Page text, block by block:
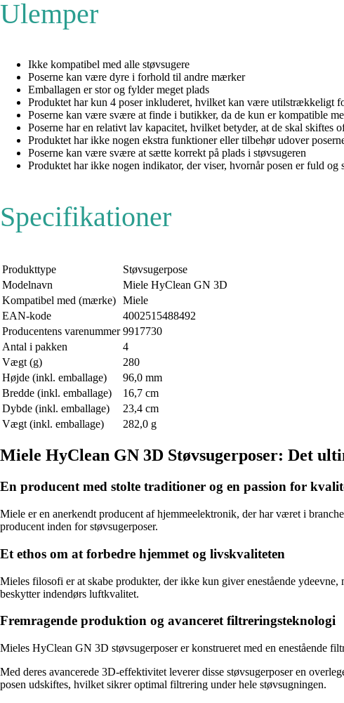
Ulemper
Ikke kompatibel med alle støvsugere
Poserne kan være dyre i forhold til andre mærker
Emballagen er stor og fylder meget plads
Produktet har kun 4 poser inkluderet, hvilket kan være utilstrækkeligt
Poserne kan være svære at finde i butikker, da de kun er kompatible
Poserne har en relativt lav kapacitet, hvilket betyder, at de skal skiftes
Produktet har ikke nogen ekstra funktioner eller tilbehør udover
Poserne kan være svære at sætte korrekt på plads i støvsugeren
Produktet har ikke nogen indikator, der viser, hvornår posen er fuld og
Specifikationer
Produkttype
Støvsugerpose
Modelnavn
Miele HyClean GN 3D
Kompatibel med (mærke) Miele
EAN-kode
4002515488492
Producentens varenummer 9917730
Antal i pakken
4
Vægt (g)
280
Højde (inkl. emballage)
96,0 mm
Bredde (inkl. emballage)
16,7 cm
Dybde (inkl. emballage)
23,4 cm
Vægt (inkl. emballage)
282,0 g
Miele HyClean GN 3D Støvsugerposer: Det
En producent med stolte traditioner og en passion for
Miele er en anerkendt producent af hjemmeelektronik, der har været i
producent inden for støvsugerposer.
Et ethos om at forbedre hjemmet og livskvaliteten
Mieles filosofi er at skabe produkter, der ikke kun giver enestående
beskytter indendørs luftkvalitet.
Fremragende produktion og avanceret filtreringsteknologi
Mieles HyClean GN 3D støvsugerposer er konstrueret med en enestående
Med deres avancerede 3D-effektivitet leverer disse støvsugerposer en
posen udskiftes, hvilket sikrer optimal filtrering under hele støvsugningen.